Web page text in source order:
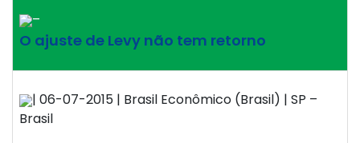
–
O ajuste de Levy não tem retorno
| 06-07-2015 | Brasil Econômico (Brasil) | SP –
Brasil